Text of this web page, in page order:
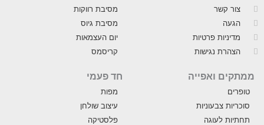
צור קשר
הגעה
מדיניות פרטיות
הצהרת נגישות
מסיבת רווקות
מסיבת גיוס
יום העצמאות
קריסמס
ממתקים ואפייה
טופרים
סוכריות צבעוניות
תחתיות לעוגה
חד פעמי
מפות
עיצוב שולחן
פלסטיקה